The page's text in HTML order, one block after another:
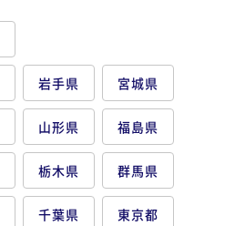
岩手県 宮城県
山形県 福島県
栃木県 群馬県
千葉県 東京都